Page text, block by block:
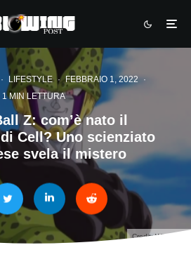
Credit: Wikipedia
· LIFESTYLE · FEBBRAIO 1, 2022
·
1 MIN LETTURA
Z: com’è nato il
Cell? Uno scienziato
svela il mistero